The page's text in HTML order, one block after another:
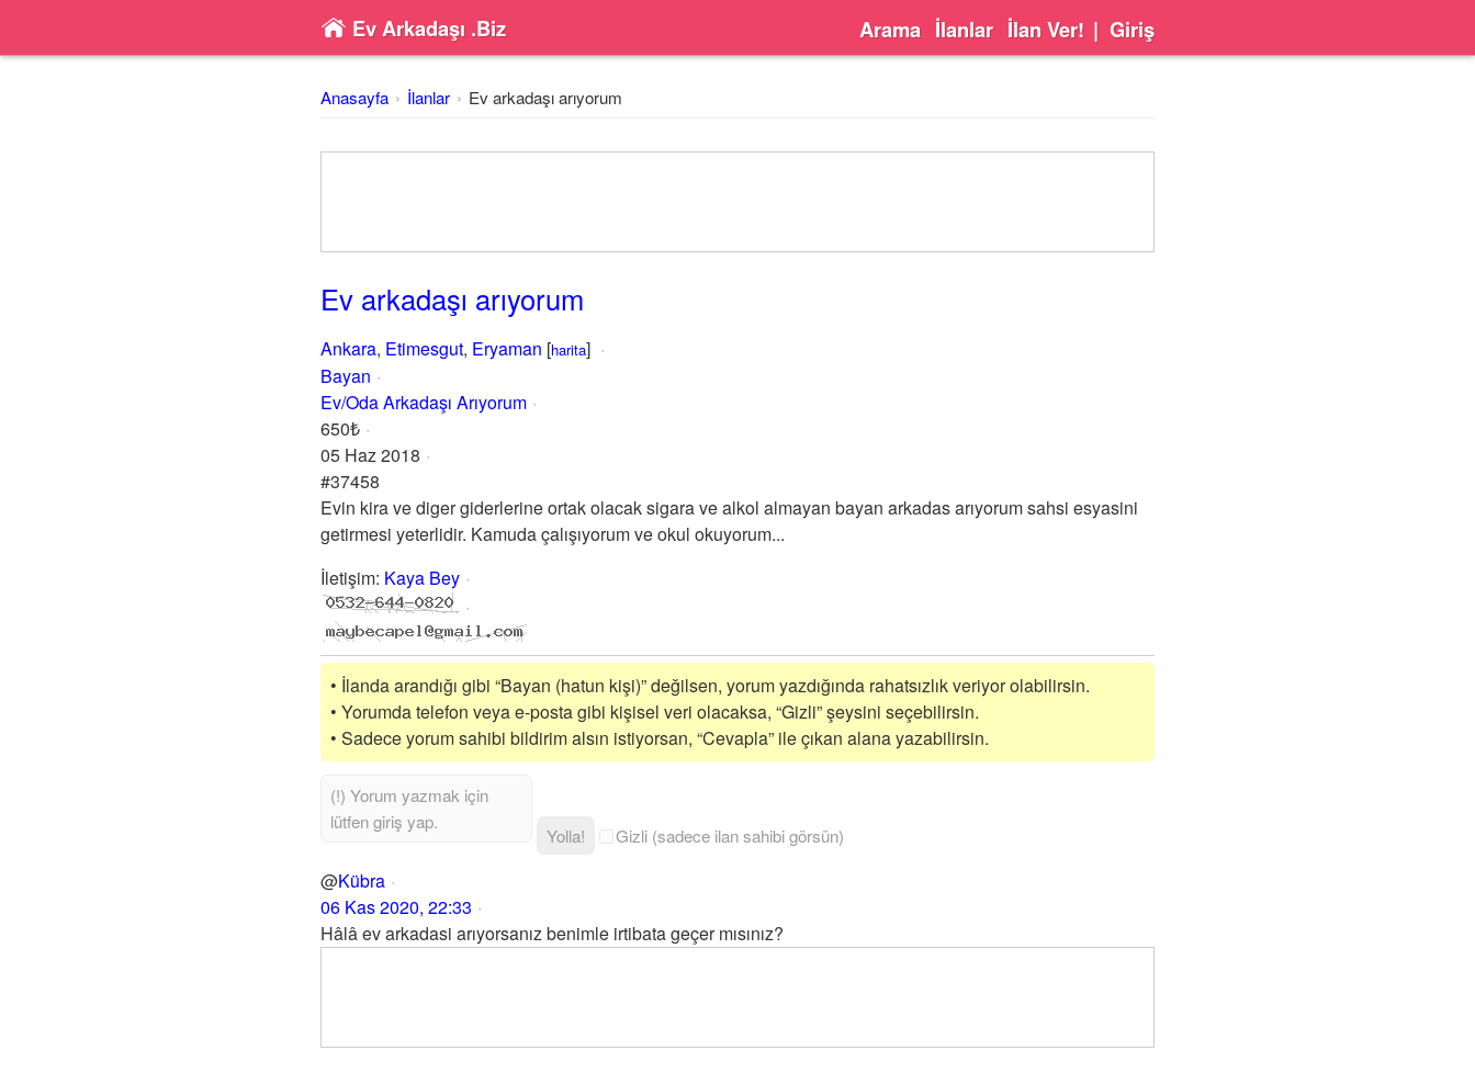
Ev Arkadaşı .Biz Arama İlanlar İlan Ver! | Giriş
Anasayfa İlanlar Ev arkadaşı arıyorum
Ev arkadaşı arıyorum
Ankara, Etimesgut, Eryaman [harita]
Bayan
Ev/Oda Arkadaşı Arıyorum
650₺
05 Haz 2018
#37458
Evin kira ve diger giderlerine ortak olacak sigara ve alkol almayan bayan arkadas arıyorum sahsi esyasini
getirmesi yeterlidir. Kamuda çalışıyorum ve okul okuyorum...
İletişim: Kaya Bey
• İlanda arandığı gibi “Bayan (hatun kişi)” değilsen, yorum yazdığında rahatsızlık veriyor olabilirsin.
• Yorumda telefon veya e-posta gibi kişisel veri olacaksa, “Gizli” şeysini seçebilirsin.
• Sadece yorum sahibi bildirim alsın istiyorsan, “Cevapla” ile çıkan alana yazabilirsin.
Yolla! Gizli (sadece ilan sahibi görsün)
@Kübra
06 Kas 2020, 22:33
Hâlâ ev arkadasi arıyorsanız benimle irtibata geçer mısınız?